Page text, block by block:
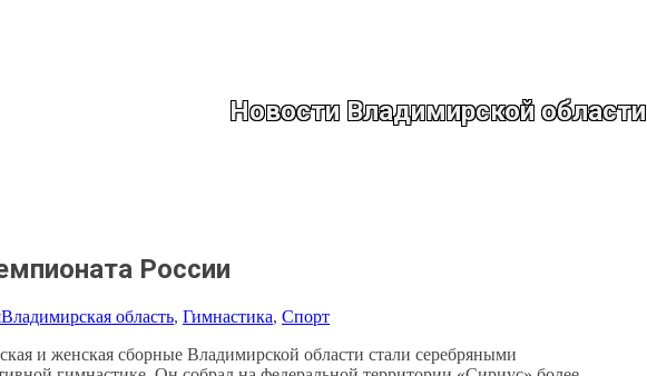
Новости Владимирской области
России
Владимирская область, Гимнастика, Спорт
и женская сборные Владимирской области стали серебряными